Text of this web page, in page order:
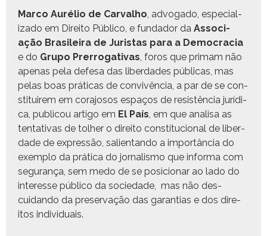
Mar­co Aurélio de Car­val­ho , advo­ga­do, espe­cial­
iza­do em Dire­ito Públi­co, e fun­dador da Asso­ci­
ação Brasileira de Juris­tas para a Democ­ra­cia
e do Grupo Pre­rrog­a­ti­vas , foros que pri­mam não
ape­nas pela defe­sa das liber­dades públi­cas, mas
pelas boas práti­cas de con­vivên­cia, a par de se con­
sti­tuirem em cora­josos espaços de resistên­cia jurídi­
ca, pub­li­cou arti­go em El País , em que anal­isa as
ten­ta­ti­vas de tol­her o dire­ito con­sti­tu­cional de liber­
dade de expressão, salien­tan­do a importân­cia do
exem­p­lo da práti­ca do jor­nal­is­mo que infor­ma com
segu­rança, sem medo de se posi­cionar ao lado do
inter­esse públi­co da sociedade, mas não des­
cuidan­do da preser­vação das garan­tias e dos dire­
itos individuais.